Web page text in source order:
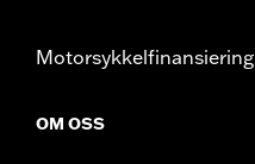
Motorsykkelfinansiering
OM OSS